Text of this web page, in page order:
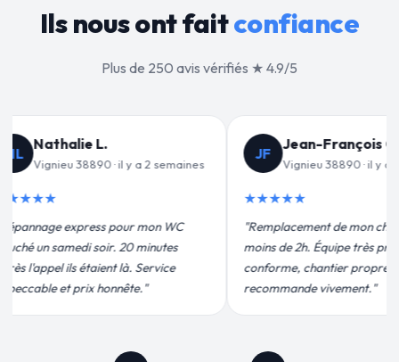
Ils nous ont faitconfiance
Plus de 250 avis vérifiés ★ 4.9/5
C.
38890 · il y a 3 semaines
de mon chauffe-eau en
très pro, devis
propre. Je
Valérie D.
Vignieu 38890 · il y a 1 mois
"Un grand merci à Sylvain Plombier
pour leur intervention rapide et
efficace. Fuite réparée en 30 min, prix
plus qu'honnête !"